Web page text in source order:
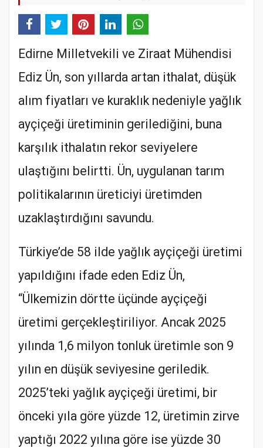
Edirne Milletvekili ve Ziraat Mühendisi
Ediz Ün, son yıllarda artan ithalat, düşük
alım fiyatları ve kuraklık nedeniyle yağlık
ayçiçeği üretiminin gerilediğini, buna
karşılık ithalatın rekor seviyelere
ulaştığını belirtti. Ün, uygulanan tarım
politikalarının üreticiyi üretimden
uzaklaştırdığını savundu.
Türkiye’de 58 ilde yağlık ayçiçeği üretimi
yapıldığını ifade eden Ediz Ün,
“Ülkemizin dörtte üçünde ayçiçeği
üretimi gerçekleştiriliyor. Ancak 2025
yılında 1,6 milyon tonluk üretimle son 9
yılın en düşük seviyesine geriledik.
2025’teki yağlık ayçiçeği üretimi, bir
önceki yıla göre yüzde 12, üretimin zirve
yaptığı 2022 yılına göre ise yüzde 30